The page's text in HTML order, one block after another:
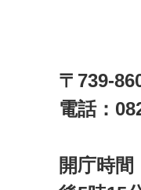
〒739-
電話：
開庁時